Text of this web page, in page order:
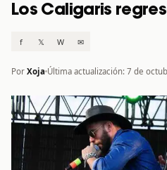
Los Caligaris
f 𝕏 W ✉
Por Xoja Última actualización: 7 de